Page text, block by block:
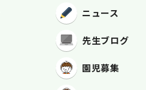
ニュース
先生ブログ
園児募集